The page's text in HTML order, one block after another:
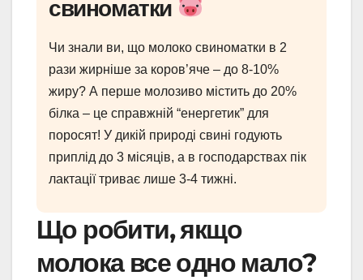
свиноматки
Чи знали ви, що молоко свиноматки в 2
рази жирніше за коров’яче – до 8-10%
жиру? А перше молозиво містить до 20%
білка – це справжній “енергетик” для
поросят! У дикій природі свині годують
приплід до 3 місяців, а в господарствах пік
лактації триває лише 3-4 тижні.
Що робити, якщо
молока все одно мало?